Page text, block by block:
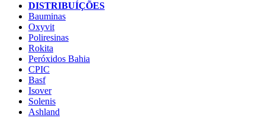
DISTRIBUÍÇÕES
Bauminas
Oxyvit
Poliresinas
Rokita
Peróxidos Bahia
CPIC
Basf
Isover
Solenis
Ashland